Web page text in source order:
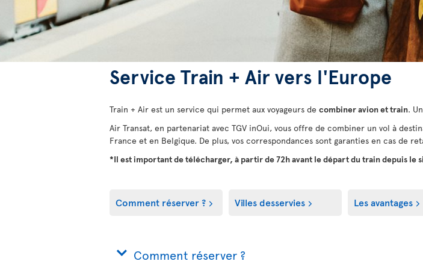
Service Train + Air vers l'Europe
Train + Air est un service qui permet aux voyageurs de combiner avion et train.
Air Transat, en partenariat avec TGV inOui, vous offre de combiner un vol à
France et en Belgique. De plus, vos correspondances sont garanties en cas de
*Il est important de télécharger, à partir de 72h avant le départ du train depuis le
Comment réserver ? Villes desservies Les avantages
Comment réserver ?